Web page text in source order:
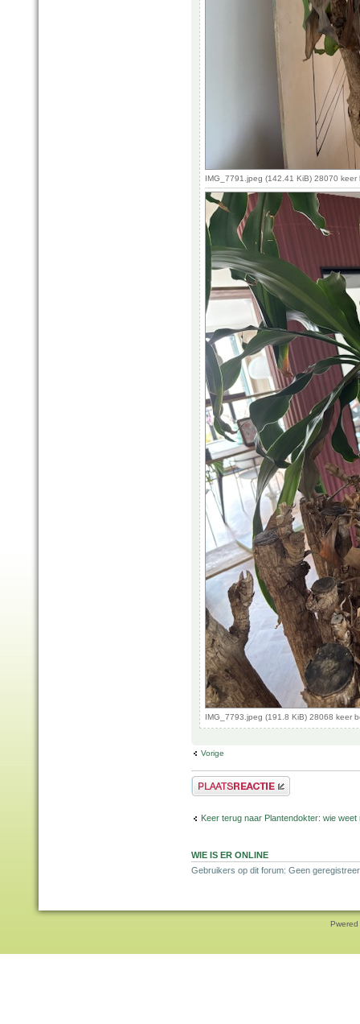
IMG_7791.jpeg (142.41 KiB) 28070 keer
IMG_7793.jpeg (191.8 KiB) 28068 keer
Vorige
Plaats een reactie
Keer terug naar Plantendokter: wie weet
WIE IS ER ONLINE
Gebruikers op dit forum: Geen